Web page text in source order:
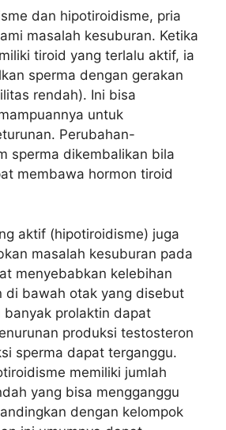
dan hipotiroidisme, pria
masalah kesuburan. Ketika
tiroid yang terlalu aktif, ia
sperma dengan gerakan
rendah). Ini bisa
untuk
Perubahan-
sperma dikembalikan bila
membawa hormon tiroid
aktif (hipotiroidisme) juga
masalah kesuburan pada
menyebabkan kelebihan
di bawah otak yang disebut
banyak prolaktin dapat
produksi testosteron
sperma dapat terganggu.
memiliki jumlah
yang bisa mengganggu
dengan kelompok